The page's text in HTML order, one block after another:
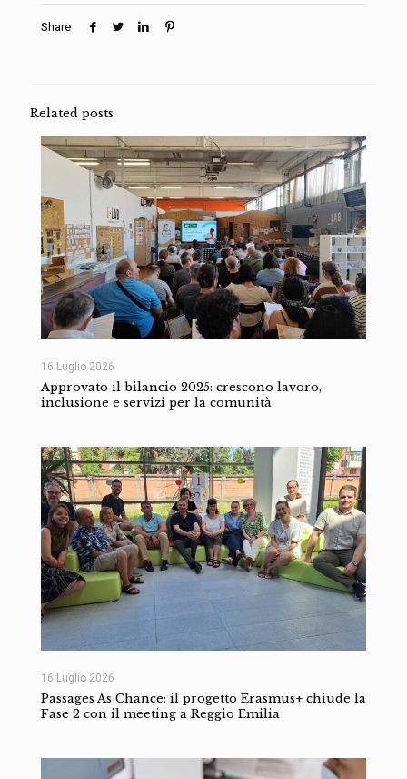
Share
Related posts
16 Luglio 2026
Approvato il bilancio 2025: crescono lavoro,
inclusione e servizi per la comunità
16 Luglio 2026
Passages As Chance: il progetto Erasmus+ chiude la
Fase 2 con il meeting a Reggio Emilia